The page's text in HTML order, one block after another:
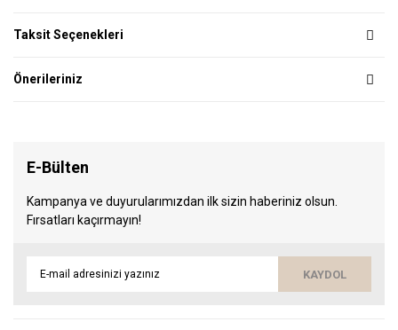
Taksit Seçenekleri
Önerileriniz
E-Bülten
Kampanya ve duyurularımızdan ilk sizin haberiniz olsun.
Fırsatları kaçırmayın!
KAYDOL